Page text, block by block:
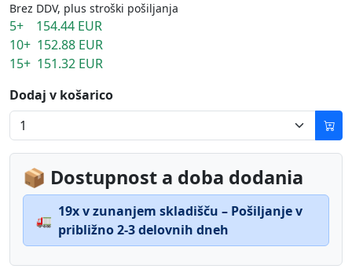
Brez DDV, plus stroški pošiljanja
5+ 154.44 EUR
10+ 152.88 EUR
15+ 151.32 EUR
Dodaj v košarico
📦 Dostupnost a doba dodania
🚛
19x v zunanjem skladišču – Pošiljanje v
približno 2-3 delovnih dneh